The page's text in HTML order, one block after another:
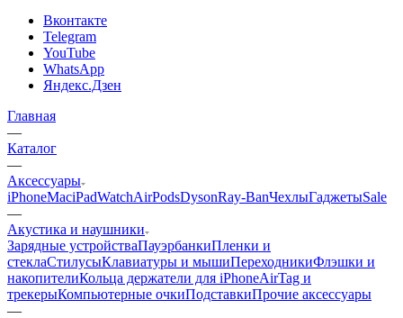
Вконтакте
Telegram
YouTube
WhatsApp
Яндекс.Дзен
Главная
—
Каталог
—
Аксессуары
iPhoneMaciPadWatchAirPodsDysonRay-BanЧехлыГаджетыSale
—
Акустика и наушники
Зарядные устройстваПауэрбанкиПленки и
стеклаСтилусыКлавиатуры и мышиПереходникиФлэшки и
накопителиКольца держатели для iPhoneAirTag и
трекерыКомпьютерные очкиПодставкиПрочие аксессуары
—